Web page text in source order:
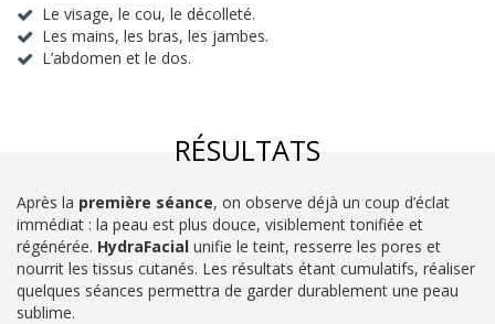
Le visage, le cou, le décolleté.
Les mains, les bras, les jambes.
L’abdomen et le dos.
RÉSULTATS
Après la première séance, on observe déjà un coup d’éclat
immédiat : la peau est plus douce, visiblement tonifiée et
régénérée. HydraFacial unifie le teint, resserre les pores et
nourrit les tissus cutanés. Les résultats étant cumulatifs, réaliser
quelques séances permettra de garder durablement une peau
sublime.